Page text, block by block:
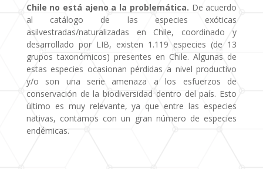
Chile no está ajeno a la problemática. De acuerdo
al catálogo de las especies exóticas
asilvestradas/naturalizadas en Chile, coordinado y
desarrollado por LIB, existen 1.119 especies (de 13
grupos taxonómicos) presentes en Chile. Algunas de
estas especies ocasionan pérdidas a nivel productivo
y/o son una serie amenaza a los esfuerzos de
conservación de la biodiversidad dentro del país. Esto
último es muy relevante, ya que entre las especies
nativas, contamos con un gran número de especies
endémicas.